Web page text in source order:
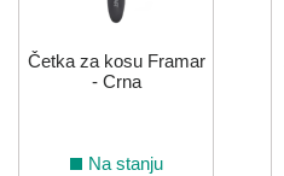
Četka za kosu Framar
- Crna
Na stanju